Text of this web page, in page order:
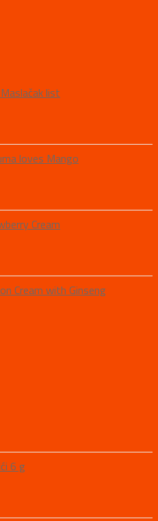
list
loves Mango
Cream
Cream with Ginseng
6 g